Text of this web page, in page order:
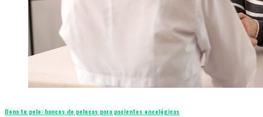
Dona tu pelo: bancos de pelucas para pacientes oncológicas